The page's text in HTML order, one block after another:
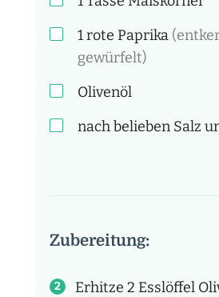
1 rote Paprika
gewürfelt)
Olivenöl
nach belieben Salz
Zubereitung:
Erhitze 2 Esslöffel